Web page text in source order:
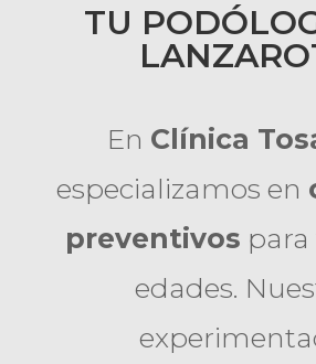
TU
En Clínica
especializamos en
preventivos para
edades.